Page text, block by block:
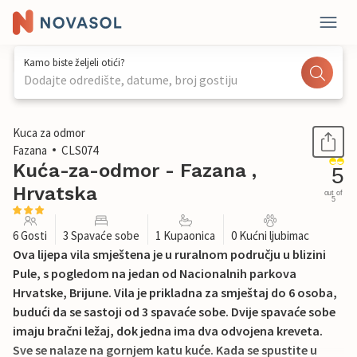
Kamo biste željeli otići?
Dodajte odredište, datume, broj gostiju
1 / 59
Kuca za odmor
Fazana
CLS074
Kuća-za-odmor - Fazana ,
Hrvatska
5
out of
5
6 Gosti 3 Spavaće sobe 1 Kupaonica 0 Kućni ljubimac
Ova lijepa vila smještena je u ruralnom području u blizini
Pule, s pogledom na jedan od Nacionalnih parkova
Hrvatske, Brijune. Vila je prikladna za smještaj do 6 osoba,
budući da se sastoji od 3 spavaće sobe. Dvije spavaće sobe
imaju bračni ležaj, dok jedna ima dva odvojena kreveta.
Sve se nalaze na gornjem katu kuće. Kada se spustite u